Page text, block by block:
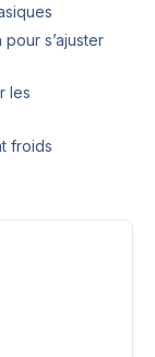
s’ajuster
les
froids